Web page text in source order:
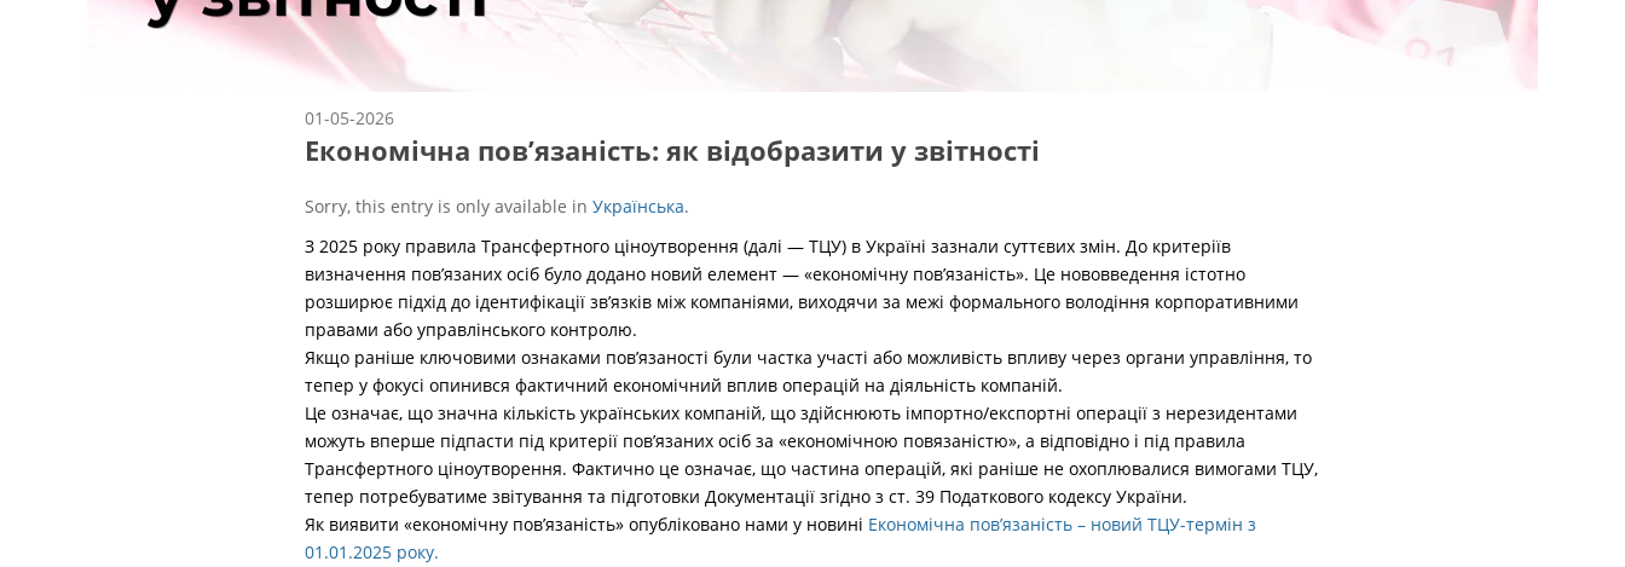
01-05-2026
Економічна пов’язаність: як відобразити у звітності
Sorry, this entry is only available in Українська.
З 2025 року правила Трансфертного ціноутворення (далі — ТЦУ) в Україні зазнали суттєвих змін. До критеріїв
визначення пов’язаних осіб було додано новий елемент — «економічну пов’язаність». Це нововведення істотно
розширює підхід до ідентифікації зв’язків між компаніями, виходячи за межі формального володіння корпоративними
правами або управлінського контролю.
Якщо раніше ключовими ознаками пов’язаності були частка участі або можливість впливу через органи управління, то
тепер у фокусі опинився фактичний економічний вплив операцій на діяльність компаній.
Це означає, що значна кількість українських компаній, що здійснюють імпортно/експортні операції з нерезидентами
можуть вперше підпасти під критерії пов’язаних осіб за «економічною повязаністю», а відповідно і під правила
Трансфертного ціноутворення. Фактично це означає, що частина операцій, які раніше не охоплювалися вимогами ТЦУ,
тепер потребуватиме звітування та підготовки Документації згідно з ст. 39 Податкового кодексу України.
Як виявити «економічну пов’язаність» опубліковано нами у новині Економічна пов’язаність – новий ТЦУ-термін з
01.01.2025 року.